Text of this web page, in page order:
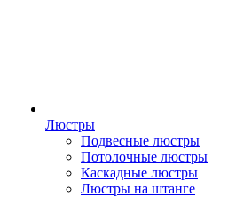
Люстры
Подвесные люстры
Потолочные люстры
Каскадные люстры
Люстры на штанге